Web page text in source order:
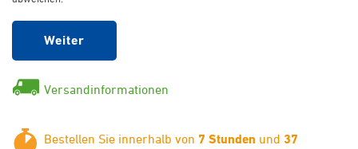
Weiter
Versandinformationen
Bestellen Sie innerhalb von 7 Stunden und 37